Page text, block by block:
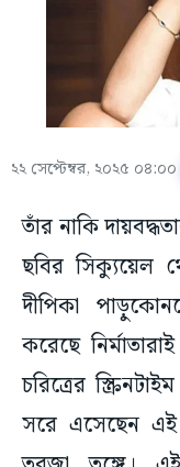
২২ সেপ্টেম্বর, ২০২৫ ০৪:০০
তাঁর নাকি
ছবির সিক্যুয়েল
দীপিকা
করেছে
চরিত্রের
সরে এসেছেন